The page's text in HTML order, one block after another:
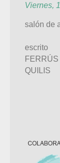
Viernes,
salón de
escrito
QUILIS